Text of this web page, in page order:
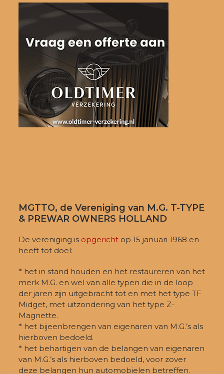
MGTTO, de Vereniging van M.G. T-TYPE
& PREWAR OWNERS HOLLAND
De vereniging is opgericht op 15 januari 1968 en
heeft tot doel:
* het in stand houden en het restaureren van het
merk M.G. en wel van alle typen die in de loop
der jaren zijn uitgebracht tot en met het type TF
Midget, met uitzondering van het type Z-
Magnette.
* het bijeenbrengen van eigenaren van M.G.’s als
hierboven bedoeld.
* het behartigen van de belangen van eigenaren
van M.G.’s als hierboven bedoeld, voor zover
deze belangen hun automobielen betreffen.